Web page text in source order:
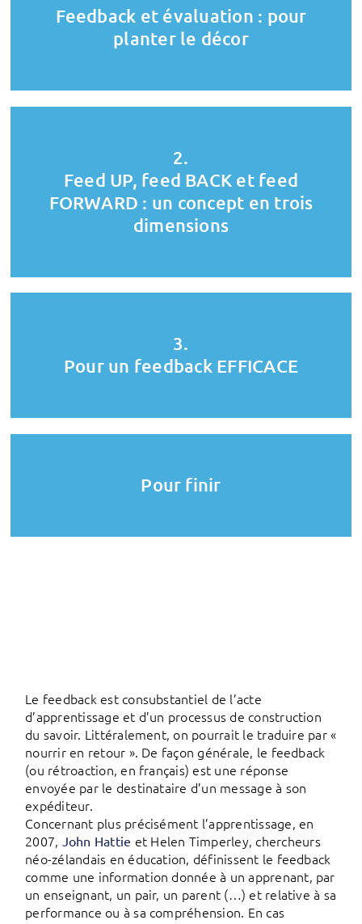
Feedback et évaluation : pour
planter le décor
2.
Feed UP, feed BACK et feed
FORWARD : un concept en trois
dimensions
3.
Pour un feedback EFFICACE
Pour finir
Le feedback est consubstantiel de l’acte
d’apprentissage et d’un processus de construction
du savoir. Littéralement, on pourrait le traduire par «
nourrir en retour ». De façon générale, le feedback
(ou rétroaction, en français) est une réponse
envoyée par le destinataire d’un message à son
expéditeur.
Concernant plus précisément l’apprentissage, en
2007, John Hattie et Helen Timperley, chercheurs
néo-zélandais en éducation, définissent le feedback
comme une information donnée à un apprenant, par
un enseignant, un pair, un parent (…) et relative à sa
performance ou à sa compréhension. En cas